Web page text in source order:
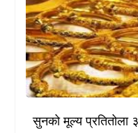
सुनको मूल्य